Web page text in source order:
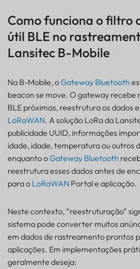
Como funciona o filtro
útil BLE no
Lansitec B-Mobile
Na B-Mobile, oGateway Bluetooth
beacon se move. O gateway recebe
BLE próximas, reestrutura os dados
LoRaWAN. A solução LoRa da
publicidade UUID, informações
idade, idade, temperatura ou outros
enquanto oGateway Bluetooth
reestrutura esses dados antes de
para o LoRaWAN Portal e aplicação.
Neste contexto, “reestruturação”
sistema pode converter muitos
em dados de rastreamento prontos
aplicações. Em implementações
geralmente deseja: